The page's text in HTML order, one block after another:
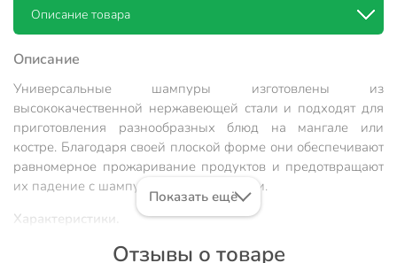
Описание товара
Описание
Универсальные шампуры изготовлены из
высококачественной нержавеющей стали и подходят для
приготовления разнообразных блюд на мангале или
костре. Благодаря своей плоской форме они обеспечивают
равномерное прожаривание продуктов и предотвращают
их падение с шампура во время готовки.
Характеристики.
Тип: шампуры.
Показать ещё
Отзывы о товаре